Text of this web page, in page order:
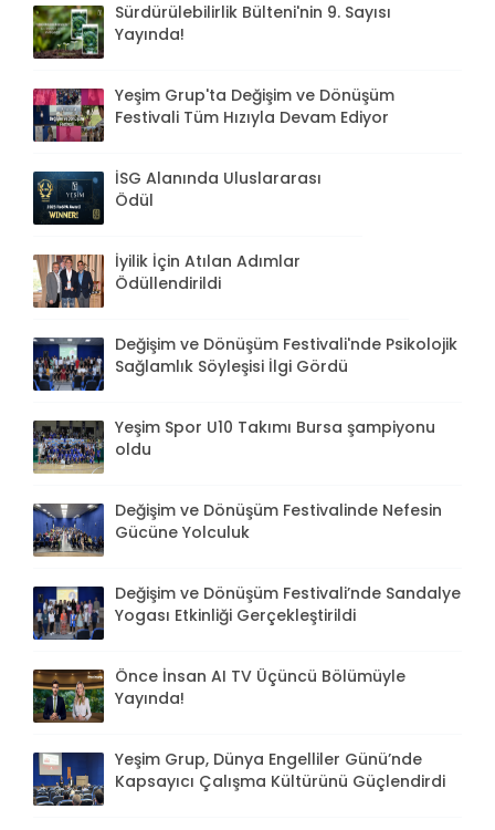
Sürdürülebilirlik Bülteni'nin 9. Sayısı
Yayında!
Yeşim Grup'ta Değişim ve Dönüşüm
Festivali Tüm Hızıyla Devam Ediyor
İSG Alanında Uluslararası
Ödül
İyilik İçin Atılan Adımlar
Ödüllendirildi
Değişim ve Dönüşüm Festivali'nde Psikolojik
Sağlamlık Söyleşisi İlgi Gördü
Yeşim Spor U10 Takımı Bursa şampiyonu
oldu
Değişim ve Dönüşüm Festivalinde Nefesin
Gücüne Yolculuk
Değişim ve Dönüşüm Festivali’nde Sandalye
Yogası Etkinliği Gerçekleştirildi
Önce İnsan AI TV Üçüncü Bölümüyle
Yayında!
Yeşim Grup, Dünya Engelliler Günü’nde
Kapsayıcı Çalışma Kültürünü Güçlendirdi